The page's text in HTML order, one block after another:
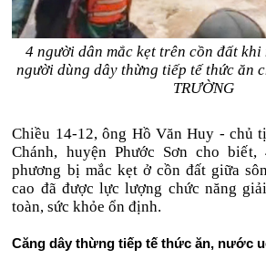
4 người dân mắc kẹt trên cồn đất khi
người dùng dây thừng tiếp tế thức ăn
TRƯỜNG
Chiều 14-12, ông Hồ Văn Huy - chủ
Chánh, huyện Phước Sơn cho
phương bị mắc kẹt ở cồn đất giữa
cao đã được lực lượng chức năng
toàn, sức khỏe ổn định.
Căng dây thừng tiếp tế thức ăn, nước